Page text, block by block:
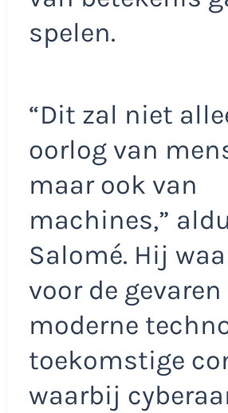
spelen.
“Dit zal niet
oorlog van
maar ook van
machines,”
Salomé. Hij
voor de gevaren
moderne
toekomstige
waarbij